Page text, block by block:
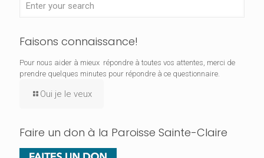
Faisons connaissance!
Pour nous aider à mieux répondre à toutes vos attentes, merci de
prendre quelques minutes pour répondre à ce questionnaire.
Oui je le veux
Faire un don à la Paroisse Sainte-Claire